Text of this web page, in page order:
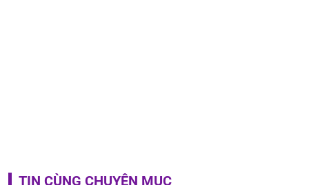
TIN CÙNG CHUYÊN MỤC